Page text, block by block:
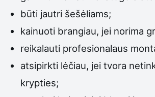
būti jautri šešėliams;
kainuoti brangiau, jei norima
reikalauti profesionalaus
atsipirkti lėčiau, jei tvora
krypties;